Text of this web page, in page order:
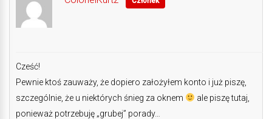
Cześć!
Pewnie ktoś zauważy, że dopiero założyłem konto i już piszę,
szczególnie, że u niektórych śnieg za oknem
ale piszę tutaj,
ponieważ potrzebuję „grubej” porady…